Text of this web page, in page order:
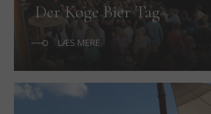
Der Køge Bier Tag
LÆS MERE